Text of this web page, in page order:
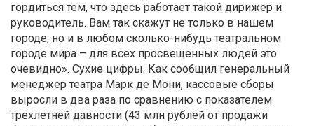
гордиться тем, что здесь работает такой дирижер и
руководитель. Вам так скажут не только в нашем
городе, но и в любом сколько-нибудь театральном
городе мира – для всех просвещенных людей это
очевидно». Сухие цифры. Как сообщил генеральный
менеджер театра Марк де Мони, кассовые сборы
выросли в два раза по сравнению с показателем
трехлетней давности (43 млн рублей от продажи